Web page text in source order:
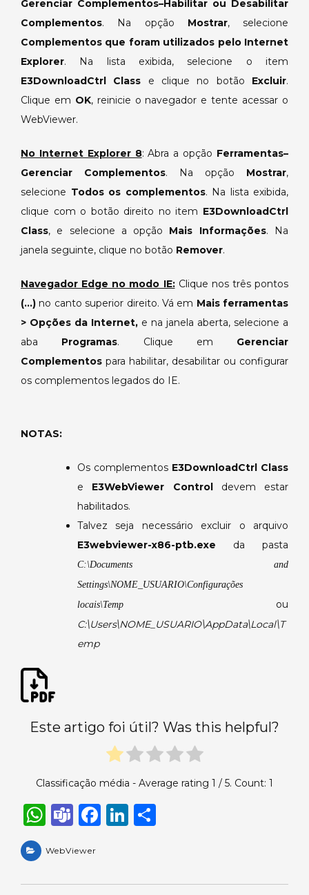
Gerenciar Complementos–Habilitar ou Desabilitar
Complementos. Na opção Mostrar, selecione
Complementos que foram utilizados pelo Internet
Explorer. Na lista exibida, selecione o item
E3DownloadCtrl Class e clique no botão Excluir.
Clique em OK, reinicie o navegador e tente acessar o
WebViewer.
No Internet Explorer 8: Abra a opção Ferramentas–
Gerenciar Complementos. Na opção Mostrar,
selecione Todos os complementos. Na lista exibida,
clique com o botão direito no item E3DownloadCtrl
Class, e selecione a opção Mais Informações. Na
janela seguinte, clique no botão Remover.
Navegador Edge no modo IE:Clique nos três pontos
(…) no canto superior direito. Vá em Mais ferramentas
> Opções da Internet, e na janela aberta, selecione a
aba Programas. Clique em Gerenciar
Complementos para habilitar, desabilitar ou configurar
os complementos legados do IE.
NOTAS:
Os complementos E3DownloadCtrl Class
e E3WebViewer Controldevem estar
habilitados.
Talvez seja necessário excluir o arquivo
E3webviewer-x86-ptb.exe da pasta
C:\Documents and
Settings\NOME_USUARIO\Configurações
locais\Temp ou
C:\Users\NOME_USUARIO\AppData\Local\T
emp
Este artigo foi útil? Was this helpful?
Classificação média - Average rating 1 / 5. Count: 1
W
a
ts
T
a
m
F
e
Li
e e
WebViewer